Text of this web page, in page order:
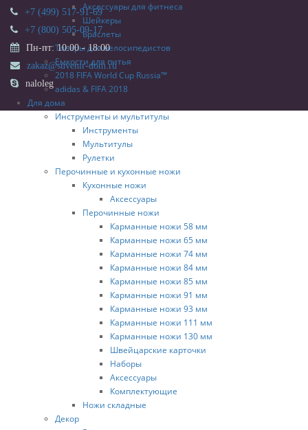
Аксессуары для фитнеса
Шейкеры
Браслеты
Товары для велосипедистов
Емкости для питья
2018 FIFA World Cup Russia™
adidas & FIFA 2018
Для дома
Инструменты и мультитулы
Инструменты
Мультитулы
Рулетки
Перочинные и кухонные ножи
Кухонные ножи
Аксессуары
Перочинные ножи
Карманные ножи 58 мм
Карманные ножи 65 мм
Карманные ножи 74 мм
Карманные ножи 84 мм
Карманные ножи 85 мм
Карманные ножи 91 мм
Карманные ножи 93 мм
Карманные ножи 111 мм
Карманные ножи 130 мм
Швейцарские карточки
Наборы
Аксессуары
Комплектующие
Ножи складные
Декор
+7 (499) 517-91-69
+7 (800) 505-09-17
Пн-пт: 10:00 - 18:00
zakaz@suvenir-dom.ru
naloleg